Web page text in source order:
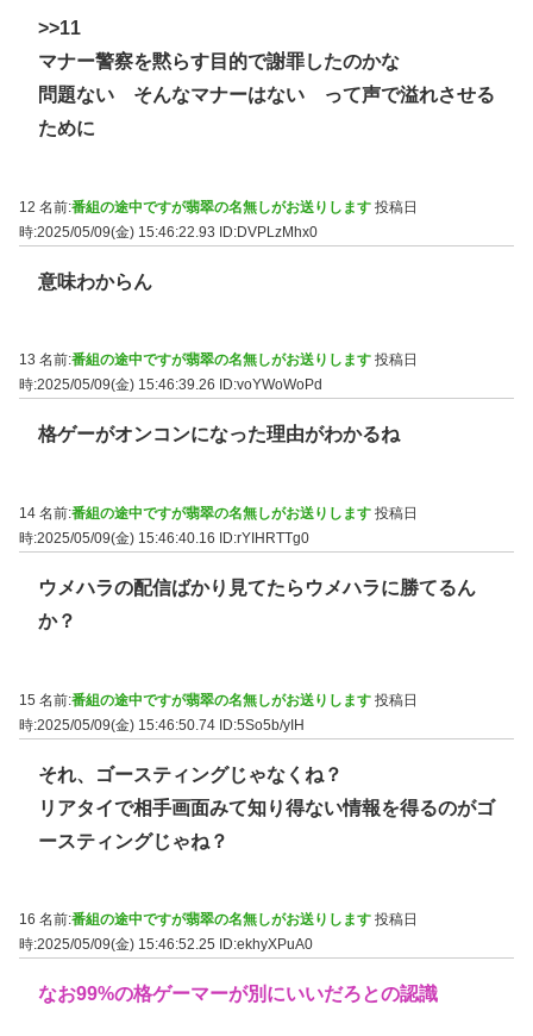
>>11
マナー警察を黙らす目的で謝罪したのかな
問題ない そんなマナーはない って声で溢れさせる
ために
12 名前:番組の途中ですが翡翠の名無しがお送りします 投稿日
時:2025/05/09(金) 15:46:22.93 ID:DVPLzMhx0
意味わからん
13 名前:番組の途中ですが翡翠の名無しがお送りします 投稿日
時:2025/05/09(金) 15:46:39.26
ID:voYWoWoPd
格ゲーがオンコンになった理由がわかるね
14 名前:番組の途中ですが翡翠の名無しがお送りします 投稿日
時:2025/05/09(金) 15:46:40.16
ID:rYIHRTTg0
ウメハラの配信ばかり見てたらウメハラに勝てるん
か？
15 名前:番組の途中ですが翡翠の名無しがお送りします 投稿日
時:2025/05/09(金) 15:46:50.74 ID:5So5b/yIH
それ、ゴースティングじゃなくね？
リアタイで相手画面みて知り得ない情報を得るのがゴ
ースティングじゃね？
16 名前:番組の途中ですが翡翠の名無しがお送りします 投稿日
時:2025/05/09(金) 15:46:52.25
ID:ekhyXPuA0
なお99%の格ゲーマーが別にいいだろとの認識